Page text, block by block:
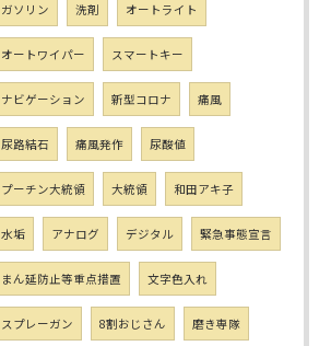
ガソリン 洗剤 オートライト
オートワイパー スマートキー
ナビゲーション 新型コロナ 痛風
尿路結石 痛風発作 尿酸値
プーチン大統領 大統領 和田アキ子
水垢 アナログ デジタル 緊急事態宣言
まん延防止等重点措置 文字色入れ
スプレーガン 8割おじさん 磨き専隊